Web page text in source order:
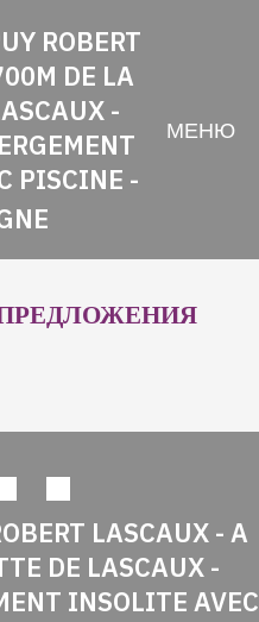
ROBERT
DE LA
-
PISCINE -
МЕНЮ
LASCAUX - A
DE LASCAUX -
INSOLITE AVEC